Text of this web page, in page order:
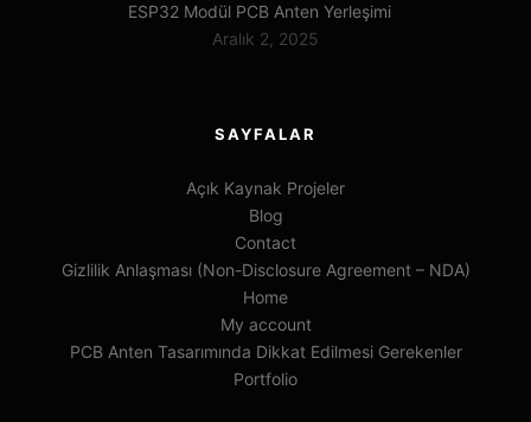
ESP32 Modül PCB Anten Yerleşimi
Aralık 2, 2025
SAYFALAR
Açık Kaynak Projeler
Blog
Contact
Gizlilik Anlaşması (Non-Disclosure Agreement – NDA)
Home
My account
PCB Anten Tasarımında Dikkat Edilmesi Gerekenler
Portfolio